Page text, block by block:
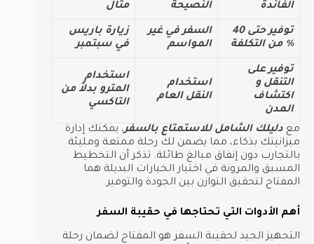
الفائدة النصيحة مثال
توفير حتى 40
% من التكلفة
السفر في غير
المواسم
زيارة باريس
في سبتمبر
توفير على
التنقل و
اكتشاف
المدن
استخدام
النقل العام
استخدام
المترو بدلاً من
التاكسي
مع دليلك الشامل للاستمتاع بالسفر، يمكنك إدارة
ميزانيتك بذكاء، مما يضمن لك رحلة ممتعة ومليئة
بالتجارب دون إنفاق مبالغ طائلة. تذكر أن التخطيط
المسبق والمرونة في اختيار الخيارات البديلة هما
المفتاح لتحقيق التوازن بين الجودة والتوفير.
أهم الأدوات التي تحتاجها في حقيبة السفر
التجهيز الجيد لحقيبة السفر هو المفتاح لضمان رحلة